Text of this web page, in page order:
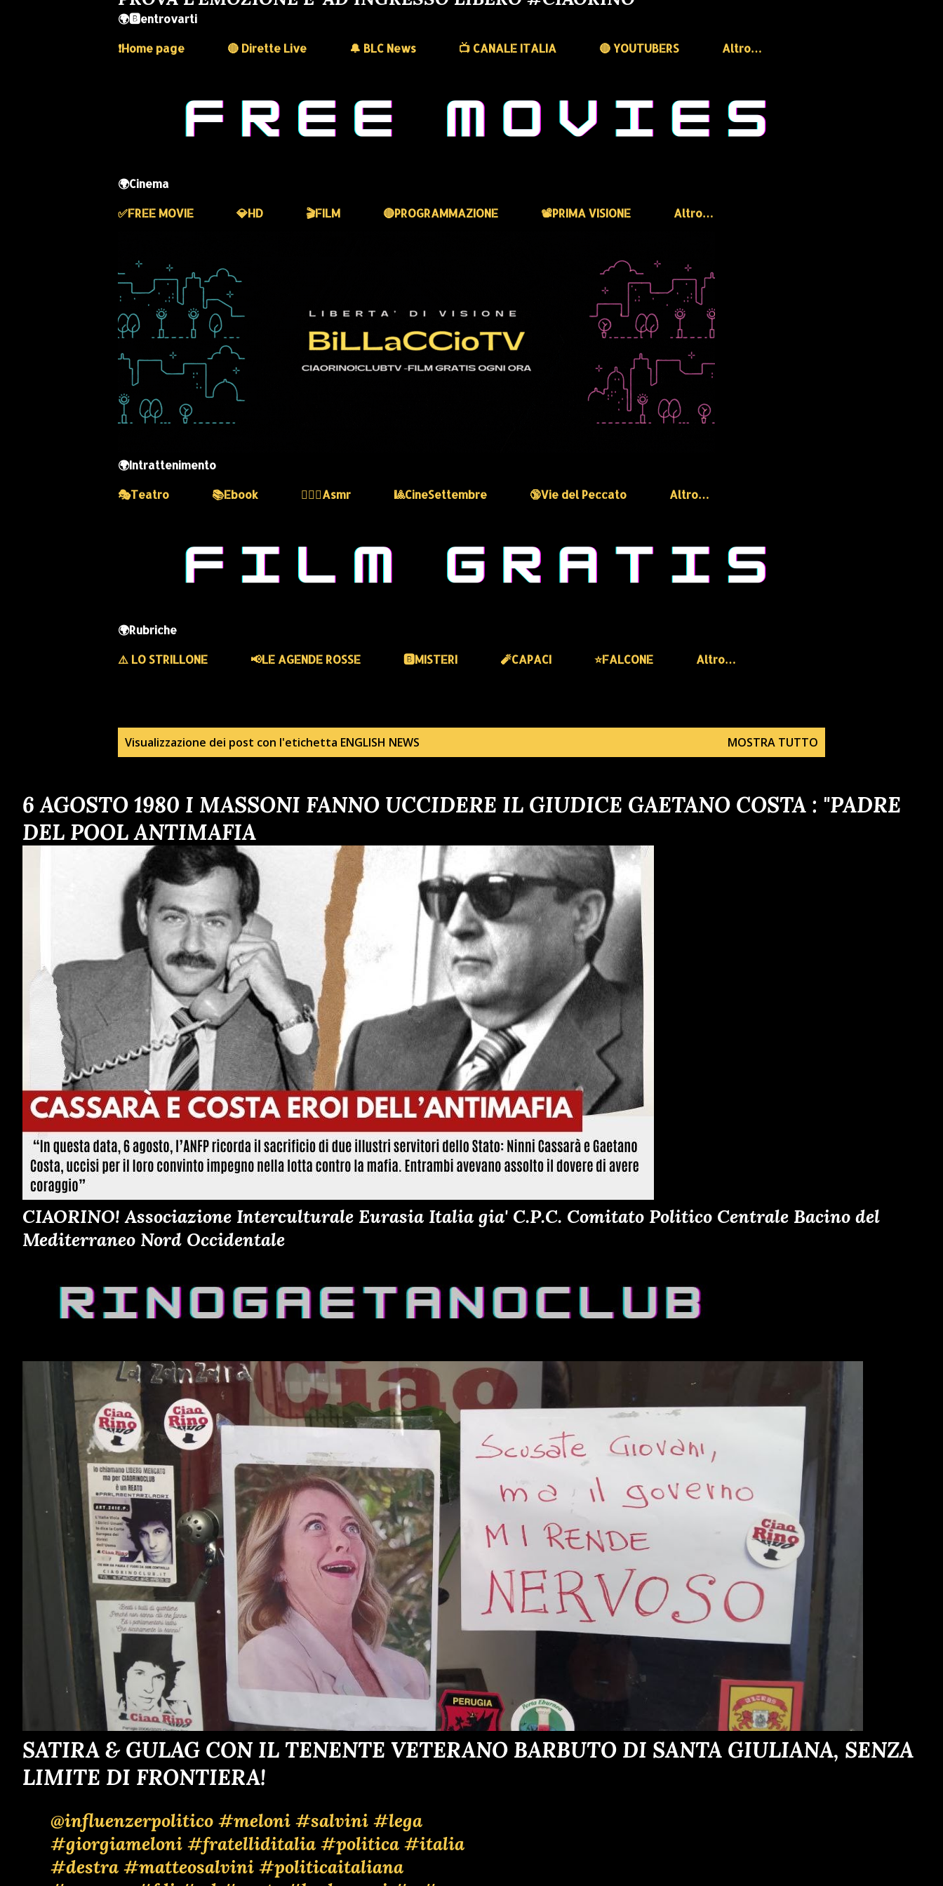
🌍🅱️entrovarti
❗️Home page
🔴 Dirette Live 🔔 BLC News 📺 CANALE ITALIA 🔴 YOUTUBERS Altro…
🌍Cinema
✅️FREE MOVIE
💎HD 🎬FILM 🔴PROGRAMMAZIONE 📽️PRIMA VISIONE Altro…
🌍Intrattenimento
🎭Teatro
📚Ebook 💆🏻‍♀️Asmr 🎱CineSettembre 🔞Vie del Peccato Altro…
🌍Rubriche
⚠️ LO STRILLONE
📢LE AGENDE ROSSE 🅱️MISTERI 🧨CAPACI ⭐️FALCONE Altro…
s
t
Visualizzazione dei post con l'etichetta ENGLISH NEWS MOSTRA TUTTO
6 AGOSTO 1980 I MASSONI FANNO UCCIDERE IL GIUDICE GAETANO COSTA : "PADRE
DEL POOL ANTIMAFIA
CIAORINO! Associazione Interculturale Eurasia Italia gia' C.P.C. Comitato Politico Centrale Bacino del
Mediterraneo Nord Occidentale
SATIRA & GULAG CON IL TENENTE VETERANO BARBUTO DI SANTA GIULIANA, SENZA
LIMITE DI FRONTIERA!
@influenzerpolitico #meloni #salvini #lega
#giorgiameloni #fratelliditalia #politica #italia
#destra #matteosalvini #politicaitaliana